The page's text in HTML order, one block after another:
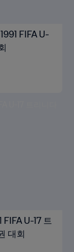
FIFA U-
U-17 트
대회